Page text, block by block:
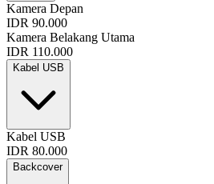
Kamera Depan
IDR 90.000
Kamera Belakang Utama
IDR 110.000
Kabel USB
Kabel USB
IDR 80.000
Backcover